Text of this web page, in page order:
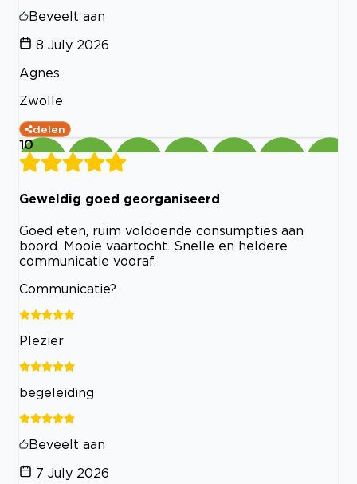
Beveelt aan
8 July 2026
Agnes
Zwolle
delen
10
Geweldig goed georganiseerd
Goed eten, ruim voldoende consumpties aan
boord. Mooie vaartocht. Snelle en heldere
communicatie vooraf.
Communicatie?
Plezier
begeleiding
Beveelt aan
7 July 2026